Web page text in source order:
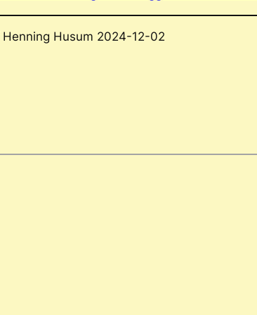
Husum 2024-12-02